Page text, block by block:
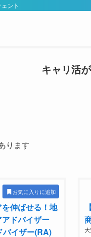
ント
キャリ活
ります
お気に入りに追加
を伸ばせる！地
ドバイザー
バイザー(RA)